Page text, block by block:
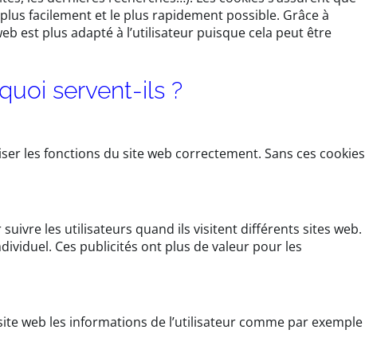
facilement et le plus rapidement possible. Grâce à
est plus adapté à l’utilisateur puisque cela peut être
servent-ils ?
les fonctions du site web correctement. Sans ces cookies
les utilisateurs quand ils visitent différents sites web.
Ces publicités ont plus de valeur pour les
web les informations de l’utilisateur comme par exemple